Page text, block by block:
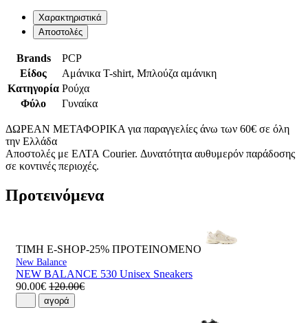
Χαρακτηριστικά
Αποστολές
Brands
PCP
Είδος
Αμάνικα T-shirt, Μπλούζα αμάνικη
Κατηγορία Ρούχα
Φύλο
Γυναίκα
ΔΩΡΕΑΝ ΜΕΤΑΦΟΡΙΚΑ για παραγγελίες άνω των 60€ σε όλη
την Ελλάδα
Αποστολές με ΕΛΤΑ Courier. Δυνατότητα αυθυμερόν παράδοσης
σε κοντινές περιοχές.
Προτεινόμενα
ΤΙΜΗ E-SHOP-25% ΠΡΟΤΕΙΝΟΜΕΝΟ
New Balance
NEW BALANCE 530 Unisex Sneakers
90.00€ 120.00€
αγορά